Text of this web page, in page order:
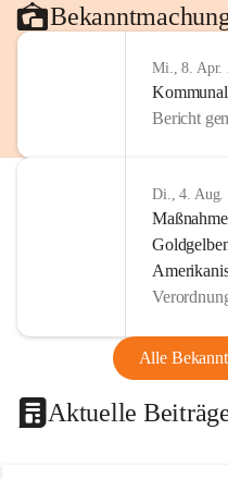
Mi., 8. Apr.
Bericht
Di., 4. Aug.
Alle
Aktuelle